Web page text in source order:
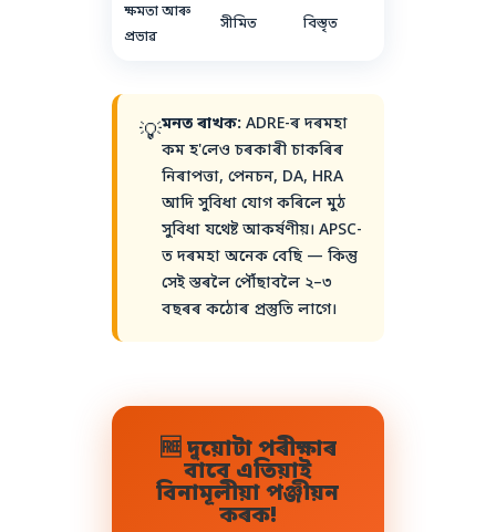
ক্ষমতা আৰু
প্ৰভাৱ
সীমিত বিস্তৃত
💡মনত ৰাখক:ADRE-ৰ দৰমহা
কম হ'লেও চৰকাৰী চাকৰিৰ
নিৰাপত্তা, পেনচন, DA, HRA
আদি সুবিধা যোগ কৰিলে মুঠ
সুবিধা যথেষ্ট আকৰ্ষণীয়। APSC-
ত দৰমহা অনেক বেছি — কিন্তু
সেই স্তৰলৈ পৌঁছাবলৈ ২–৩
বছৰৰ কঠোৰ প্ৰস্তুতি লাগে।
🆓 দুয়োটা পৰীক্ষাৰ
বাবে এতিয়াই
বিনামূলীয়া পঞ্জীয়ন
কৰক!